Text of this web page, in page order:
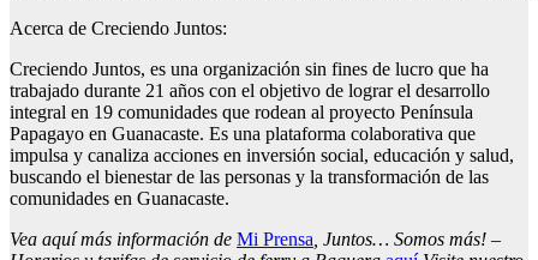
Acerca de Creciendo Juntos:
Creciendo Juntos, es una organización sin fines de lucro que ha
trabajado durante 21 años con el objetivo de lograr el desarrollo
integral en 19 comunidades que rodean al proyecto Península
Papagayo en Guanacaste. Es una plataforma colaborativa que
impulsa y canaliza acciones en inversión social, educación y salud,
buscando el bienestar de las personas y la transformación de las
comunidades en Guanacaste.
Vea aquí más información de Mi Prensa, Juntos… Somos más! –